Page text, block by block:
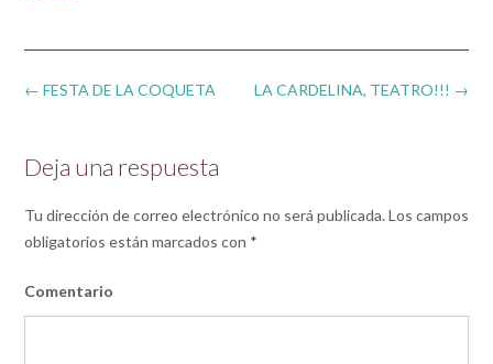
Post
LA CARDELINA, TEATRO!!! →
← FESTA DE LA COQUETA
Deja una respuesta
Tu dirección de correo electrónico no será publicada. Los campos
obligatorios están marcados con *
Comentario